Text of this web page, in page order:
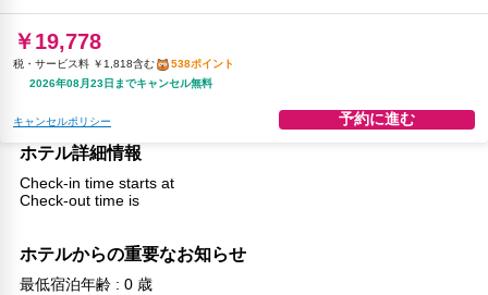
￥19,778
税・サービス料 ￥1,818含む
538ポイント
2026年08月23日までキャンセル無料
キャンセルポリシー 予約に進む
ホテル詳細情報
Check-in time starts at
Check-out time is
ホテルからの重要なお知らせ
最低宿泊年齢 : 0 歳